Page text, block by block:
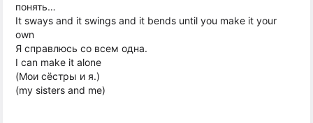
понять…
It sways and it swings and it bends until you make it your
own
Я справлюсь со всем одна.
I can make it alone
(Мои сёстры и я.)
(my sisters and me)